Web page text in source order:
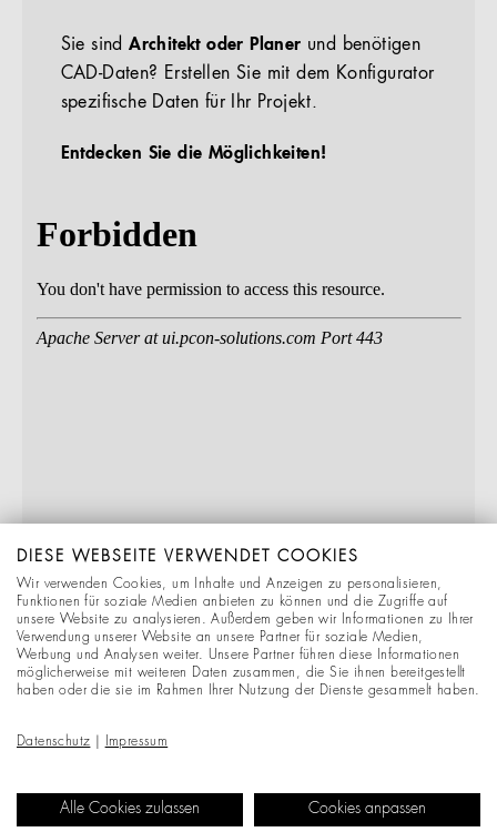
Sie sindArchitekt oder Planer und benötigen
CAD-Daten? Erstellen Sie mit dem Konfigurator
spezifische Daten für Ihr Projekt.
Entdecken Sie die Möglichkeiten!
DIESE WEBSEITE VERWENDET COOKIES
Wir verwenden Cookies, um Inhalte und Anzeigen zu personalisieren,
Funktionen für soziale Medien anbieten zu können und die Zugriffe auf
unsere Website zu analysieren. Außerdem geben wir Informationen zu Ihrer
Verwendung unserer Website an unsere Partner für soziale Medien,
Werbung und Analysen weiter. Unsere Partner führen diese Informationen
möglicherweise mit weiteren Daten zusammen, die Sie ihnen bereitgestellt
haben oder die sie im Rahmen Ihrer Nutzung der Dienste gesammelt haben.
Datenschutz Impressum
Alle Cookies zulassen Cookies anpassen